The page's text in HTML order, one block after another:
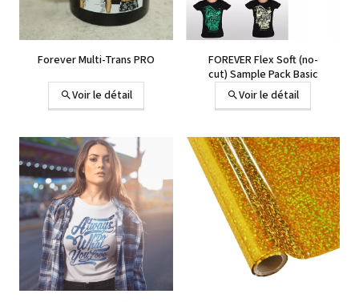
Forever Multi-Trans PRO
Voir le détail
FOREVER Flex Soft (no-
cut) Sample Pack Basic
Voir le détail
+14 autres